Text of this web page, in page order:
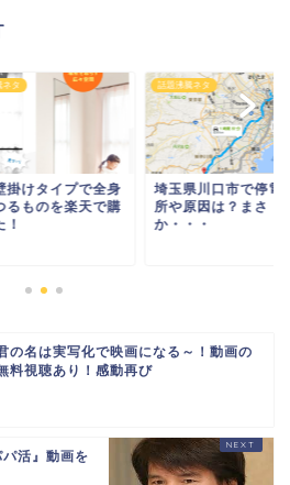
ネタ
川口市で停電！場
因は？まさ
・
話題沸騰ネタ
旦那デスノートの管
は牧田幸一朗さん！
の名は実写化で映画になる～！動画の
料視聴あり！感動再び
活』動画を